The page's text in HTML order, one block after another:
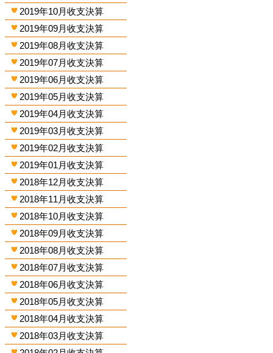
2019年10月收支決算
2019年09月收支決算
2019年08月收支決算
2019年07月收支決算
2019年06月收支決算
2019年05月收支決算
2019年04月收支決算
2019年03月收支決算
2019年02月收支決算
2019年01月收支決算
2018年12月收支決算
2018年11月收支決算
2018年10月收支決算
2018年09月收支決算
2018年08月收支決算
2018年07月收支決算
2018年06月收支決算
2018年05月收支決算
2018年04月收支決算
2018年03月收支決算